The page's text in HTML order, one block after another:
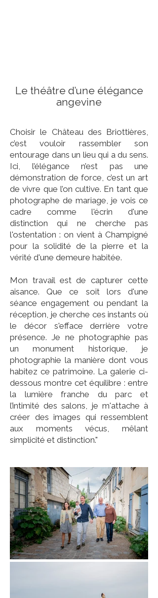
Le théâtre d’une élégance
angevine
Choisir le Château des Briottières,
c’est vouloir rassembler son
entourage dans un lieu qui a du sens.
Ici, l’élégance n’est pas une
démonstration de force, c’est un art
de vivre que l’on cultive. En tant que
photographe de mariage, je vois ce
cadre comme l'écrin d'une
distinction qui ne cherche pas
l'ostentation : on vient à Champigné
pour la solidité de la pierre et la
vérité d'une demeure habitée.
Mon travail est de capturer cette
aisance. Que ce soit lors d'une
séance engagement ou pendant la
réception, je cherche ces instants où
le décor s'efface derrière votre
présence. Je ne photographie pas
un monument historique, je
photographie la manière dont vous
habitez ce patrimoine. La galerie ci-
dessous montre cet équilibre : entre
la lumière franche du parc et
l’intimité des salons, je m'attache à
créer des images qui ressemblent
aux moments vécus, mêlant
simplicité et distinction."